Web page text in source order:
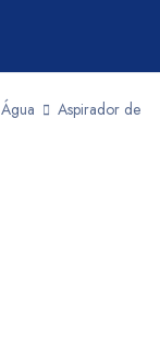
Aspirador de